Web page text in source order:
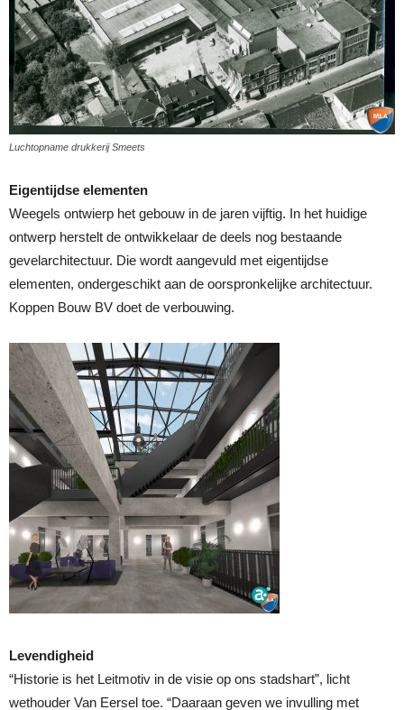
Luchtopname drukkerij Smeets
Eigentijdse elementen
Weegels ontwierp het gebouw in de jaren vijftig. In het huidige
ontwerp herstelt de ontwikkelaar de deels nog bestaande
gevelarchitectuur. Die wordt aangevuld met eigentijdse
elementen, ondergeschikt aan de oorspronkelijke architectuur.
Koppen Bouw BV doet de verbouwing.
Levendigheid
“Historie is het Leitmotiv in de visie op ons stadshart”, licht
wethouder Van Eersel toe. “Daaraan geven we invulling met